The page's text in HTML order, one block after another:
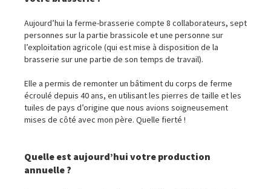
Aujourd’hui la ferme-brasserie compte 8 collaborateurs, sept
personnes sur la partie brassicole et une personne sur
l’exploitation agricole (qui est mise à disposition de la
brasserie sur une partie de son temps de travail).
Elle a permis de remonter un bâtiment du corps de ferme
écroulé depuis 40 ans, en utilisant les pierres de taille et les
tuiles de pays d’origine que nous avions soigneusement
mises de côté avec mon père. Quelle fierté !
Quelle est aujourd’hui votre production
annuelle ?